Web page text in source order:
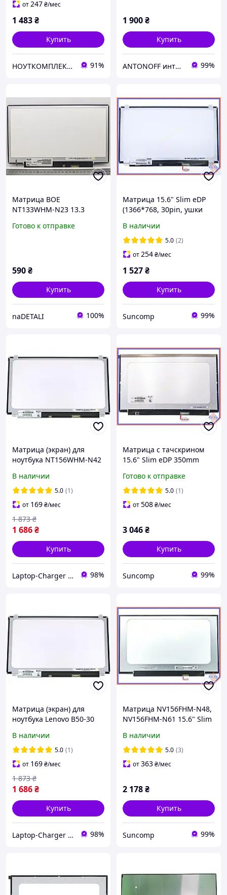
от247₴/мес
1 483₴
Купить
НОУТКОМПЛЕКТ - гаджеты и аксессуары 91%
1 900₴
Купить
ANTONOFF интернет-магазин 99%
Матрица BOE
NT133WHM-N23 13.3
нижний правый разъем)
Готово к отправке
590₴
Купить
naDETALI 100%
Матрица 15.6" Slim eDP
(1366*768, 30pin, ушки
NT156WHM-N42,
QT156WHM-N42 Матовая
В наличии
5.0 (2)
от254₴/мес
1 527₴
Купить
Suncomp 99%
Матрица (экран) для
ноутбука NT156WHM-N42
В наличии
5.0 (1)
от 169₴/мес
1 686₴
1 873 ₴
Купить
Laptop-Charger - интернет магазин комплектующих к ноутбукам 98%
Матрица с тачскрином
15.6" Slim eDP 350mm
креплений) BOE
NV156FHM-T06,
NV156FHM-T0E. Глянцевая
Готово к отправке
5.0 (1)
от508₴/мес
3 046₴
Купить
Suncomp 99%
Матрица (экран) для
ноутбука Lenovo B50-30
В наличии
5.0 (1)
от 169₴/мес
1 686₴
1 873 ₴
Купить
Laptop-Charger - интернет магазин комплектующих к ноутбукам 98%
Матрица NV156FHM-N48,
NV156FHM-N61 15.6" Slim
IPS, 30pin, без креплений)
Матовая. Плата 245 мм
В наличии
5.0 (3)
от363₴/мес
2 178₴
Купить
Suncomp 99%